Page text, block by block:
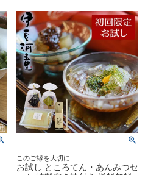
このご縁を大切に
お試し ところてん・あんみつセ